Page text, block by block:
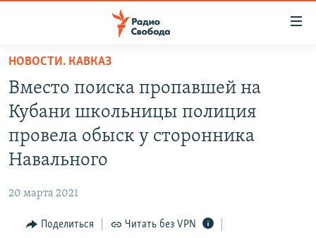
упрощенного
доступа
Вернуться
основному
содержанию
навигации
ПОДКАСТЫ
АВТОРСКИЕ ПРОЕКТЫ
ЦИТАТЫ СВОБОДЫ
КУЛЬТУРА
IDEL.РЕАЛИИ
НОВОСТИ. КАВКАЗ
Вместо поиска пропавшей на
Кубани школьницы полиция
провела обыск у сторонника
Навального
20 марта 2021
Поделиться Читать без VPN